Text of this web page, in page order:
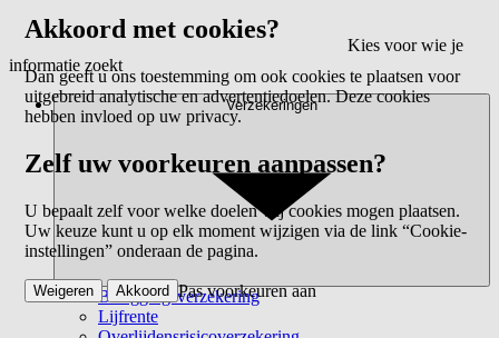
Kies voor wie je
informatie zoekt
Verzekeringen
Beleggingsverzekering
Lijfrente
Akkoord met cookies?
Dan geeft u ons toestemming om ook cookies te plaatsen voor
uitgebreid analytische en advertentiedoelen. Deze cookies
hebben invloed op uw privacy.
Zelf uw voorkeuren aanpassen?
U bepaalt zelf voor welke doelen wij cookies mogen plaatsen.
Uw keuze kunt u op elk moment wijzigen via de link “Cookie-
instellingen” onderaan de pagina.
Pas voorkeuren aan
Weigeren Akkoord